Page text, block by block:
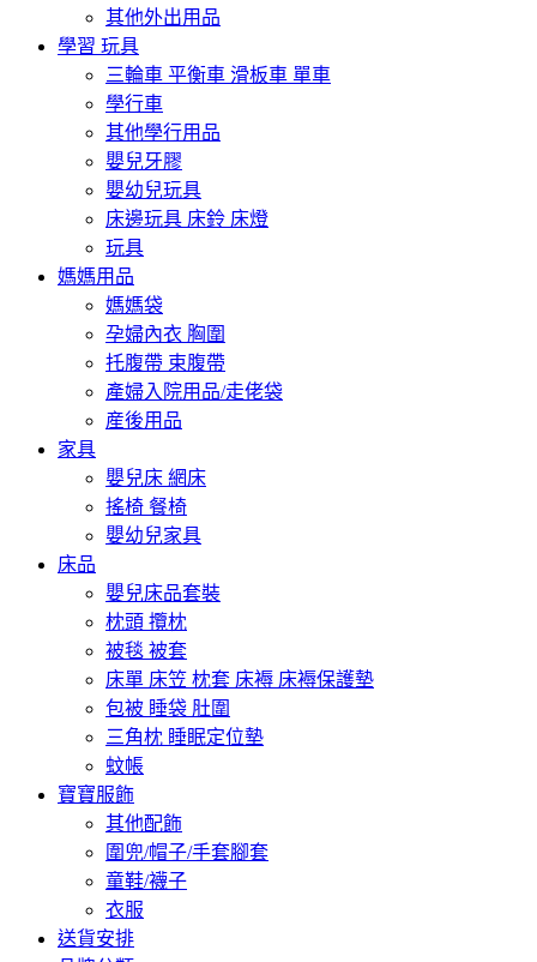
其他外出用品
學習 玩具
三輪車 平衡車 滑板車 單車
學行車
其他學行用品
嬰兒牙膠
嬰幼兒玩具
床邊玩具 床鈴 床燈
玩具
媽媽用品
媽媽袋
孕婦內衣 胸圍
托腹帶 束腹帶
產婦入院用品/走佬袋
産後用品
家具
嬰兒床 網床
搖椅 餐椅
嬰幼兒家具
床品
嬰兒床品套裝
枕頭 攬枕
被毯 被套
床單 床笠 枕套 床褥 床褥保護墊
包被 睡袋 肚圍
三角枕 睡眠定位墊
蚊帳
寶寶服飾
其他配飾
圍兜/帽子/手套腳套
童鞋/襪子
衣服
送貨安排